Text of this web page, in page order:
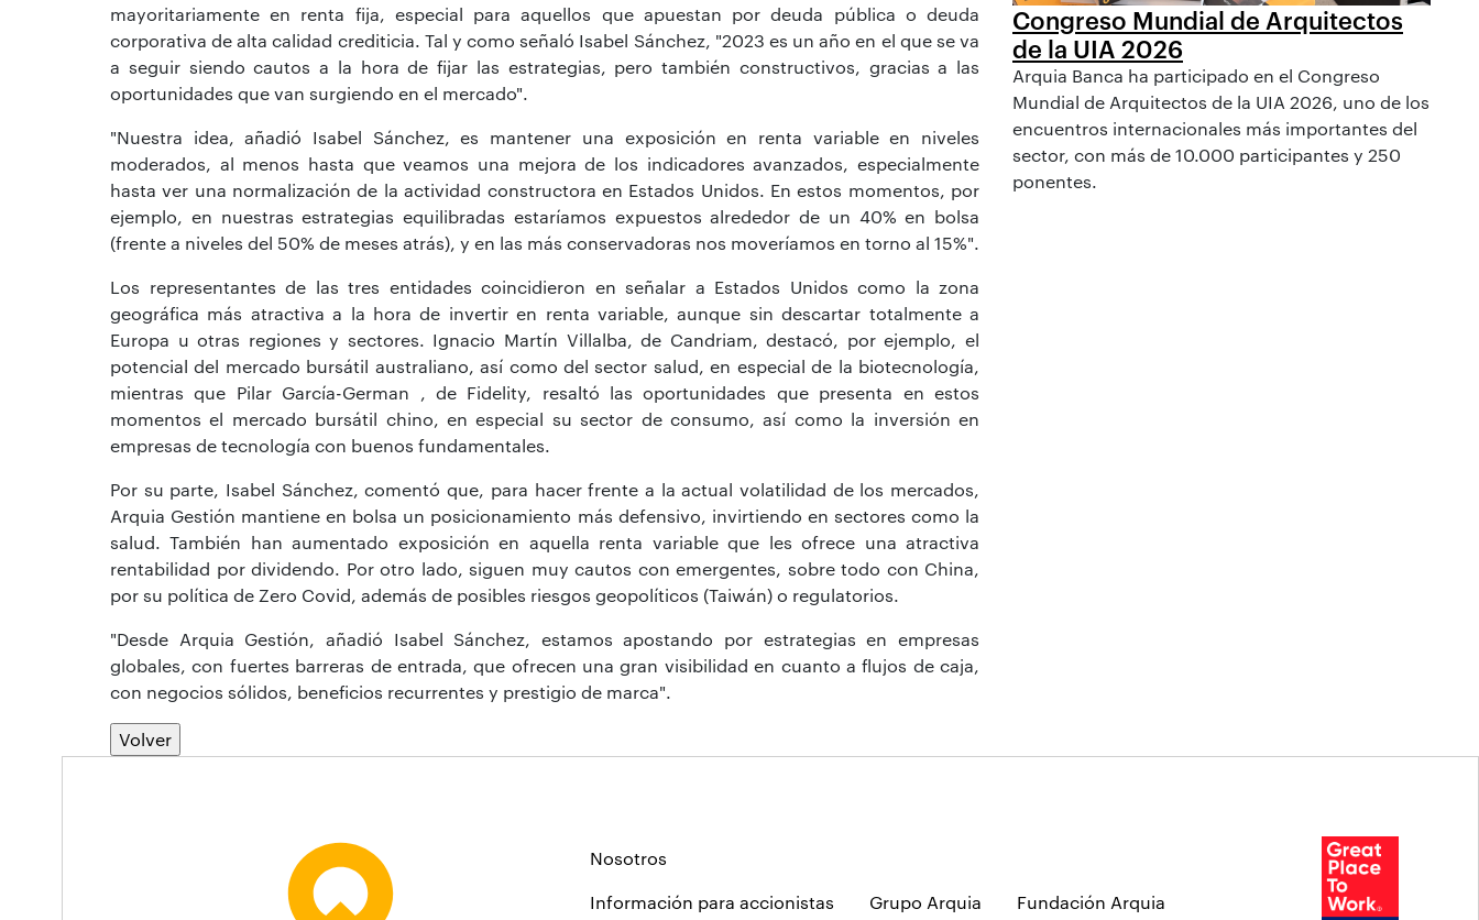
mayoritariamente en renta fija, especial para aquellos que apuestan por deuda pública o deuda
corporativa de alta calidad crediticia. Tal y como señaló Isabel Sánchez, "2023 es un año en el que se va
a seguir siendo cautos a la hora de fijar las estrategias, pero también constructivos, gracias a las
oportunidades que van surgiendo en el mercado".
"Nuestra idea, añadió Isabel Sánchez, es mantener una exposición en renta variable en niveles
moderados, al menos hasta que veamos una mejora de los indicadores avanzados, especialmente
hasta ver una normalización de la actividad constructora en Estados Unidos. En estos momentos, por
ejemplo, en nuestras estrategias equilibradas estaríamos expuestos alrededor de un 40% en bolsa
(frente a niveles del 50% de meses atrás), y en las más conservadoras nos moveríamos en torno al 15%".
Los representantes de las tres entidades coincidieron en señalar a Estados Unidos como la zona
geográfica más atractiva a la hora de invertir en renta variable, aunque sin descartar totalmente a
Europa u otras regiones y sectores. Ignacio Martín Villalba, de Candriam, destacó, por ejemplo, el
potencial del mercado bursátil australiano, así como del sector salud, en especial de la biotecnología,
mientras que Pilar García-German , de Fidelity, resaltó las oportunidades que presenta en estos
momentos el mercado bursátil chino, en especial su sector de consumo, así como la inversión en
empresas de tecnología con buenos fundamentales.
Por su parte, Isabel Sánchez, comentó que, para hacer frente a la actual volatilidad de los mercados,
Arquia Gestión mantiene en bolsa un posicionamiento más defensivo, invirtiendo en sectores como la
salud. También han aumentado exposición en aquella renta variable que les ofrece una atractiva
rentabilidad por dividendo. Por otro lado, siguen muy cautos con emergentes, sobre todo con China,
por su política de Zero Covid, además de posibles riesgos geopolíticos (Taiwán) o regulatorios.
"Desde Arquia Gestión, añadió Isabel Sánchez, estamos apostando por estrategias en empresas
globales, con fuertes barreras de entrada, que ofrecen una gran visibilidad en cuanto a flujos de caja,
con negocios sólidos, beneficios recurrentes y prestigio de marca".
Volver
Congreso Mundial de Arquitectos
de la UIA 2026
Arquia Banca ha participado en el Congreso
Mundial de Arquitectos de la UIA 2026, uno de los
encuentros internacionales más importantes del
sector, con más de 10.000 participantes y 250
ponentes.
Nosotros
Información para accionistas Grupo Arquia Fundación Arquia